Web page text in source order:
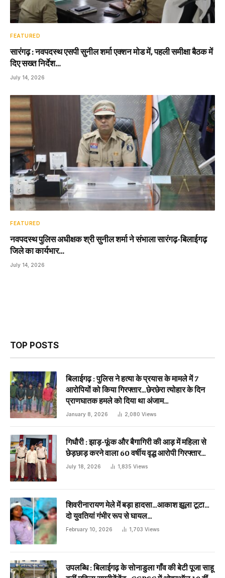
FEATURED
सारंगढ़ : नवपदस्थ एसपी सुनील शर्मा एक्शन मोड में, पहली समीक्षा बैठक में
दिए सख्त निर्देश…
July 14, 2026
FEATURED
नवपदस्थ पुलिस अधीक्षक श्री सुनील शर्मा ने संभाला सारंगढ़-बिलाईगढ़
जिले का कार्यभार…
July 14, 2026
TOP POSTS
बिलाईगढ़ : पुलिस ने हत्या के प्रयास के मामले में 7
आरोपियों को किया गिरफ्तार…छेरछेरा त्योहार के दिन
प्राणघातक हमले को दिया था अंजाम…
January 8, 2026 2,080 Views
गिधौरी : झाड़-फूंक और बैगागिरी की आड़ में महिला से
छेड़छाड़ करने वाला 60 वर्षीय वृद्ध आरोपी गिरफ्तार…
July 18, 2026 1,835 Views
शिवरीनारायण मेले में बड़ा हादसा…आकाश झूला टूटा…
दो युवतियां गंभीर रूप से घायल…
February 10, 2026 1,703 Views
उपलब्धि : बिलाईगढ़ के सोनाडुला गाँव की बेटी पूजा साहू